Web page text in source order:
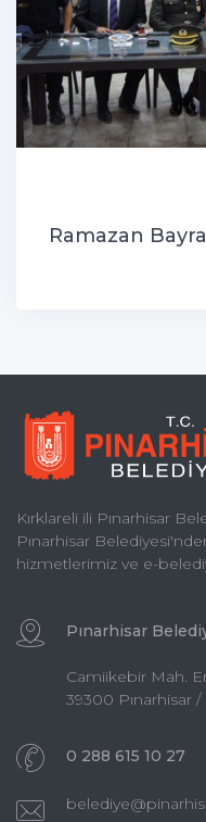
Ramazan
Kırklareli ili Pınarhisar
Pınarhisar
hizmetlerimiz ve e-
Pınarhisar
Camiikebir Mah.
39300 Pınarhisar /
0 288 615 10 27